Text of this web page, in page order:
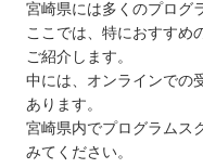
カリキ
ポートフ
プログラムスク
宮崎県には多くのプログ
ここでは、特におすすめ
ご紹介します。
中には、オンラインでの
あります。
宮崎県内でプログラムス
みてください。